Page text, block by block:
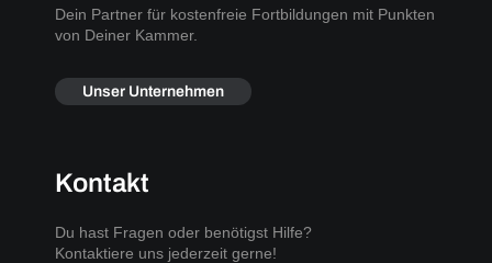
Dein Partner für kostenfreie Fortbildungen mit Punkten
von Deiner Kammer.
Unser Unternehmen
Kontakt
Du hast Fragen oder benötigst Hilfe?
Kontaktiere uns jederzeit gerne!